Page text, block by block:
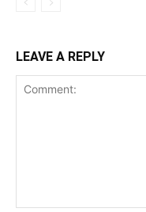
LEAVE A REPLY